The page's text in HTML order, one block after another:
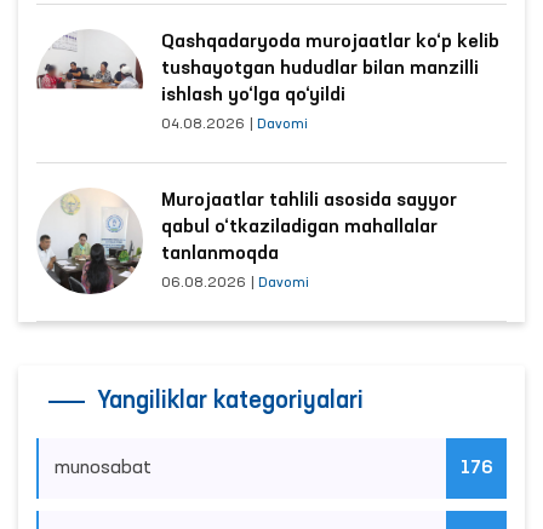
Qashqadaryoda murojaatlar ko‘p kelib
tushayotgan hududlar bilan manzilli
ishlash yo‘lga qo‘yildi
04.08.2026 Davomi
Murojaatlar tahlili asosida sayyor
qabul o‘tkaziladigan mahallalar
tanlanmoqda
06.08.2026 Davomi
Yangiliklar kategoriyalari
munosabat 176